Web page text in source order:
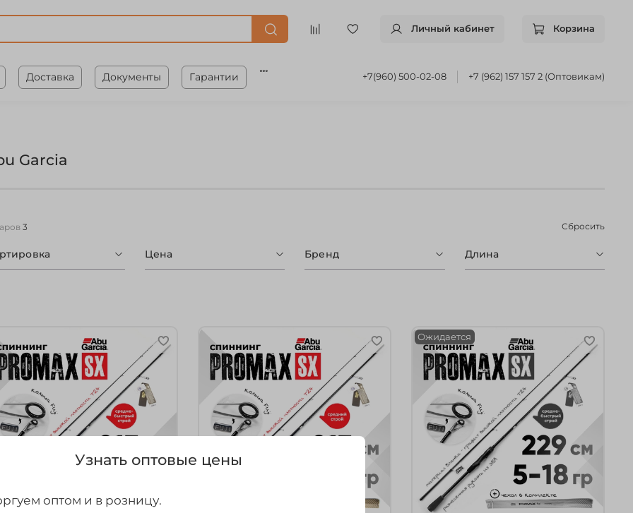
Личный кабинет Корзина
Доставка Документы Гарантии +7(960) 500-02-08 +7 (962) 157 157 2 (Оптовикам)
Garcia
3 Сбросить
Цена Бренд Длина
Ожидается
Узнать оптовые цены
оптом и в розницу.